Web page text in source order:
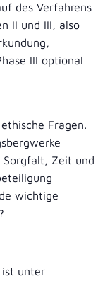
des Verfahrens
II und III, also
III optional
Fragen.
Sorgfalt, Zeit und
wichtige
ist unter